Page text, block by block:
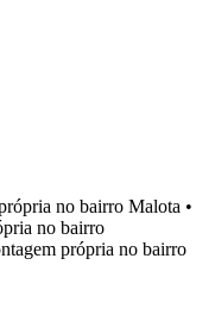
no bairro Malota •
no bairro
própria no bairro